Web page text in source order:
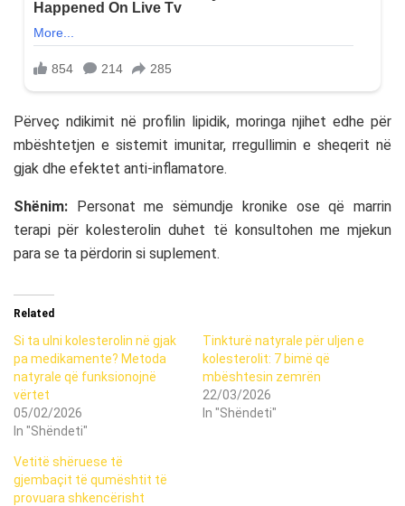
Përveç ndikimit në profilin lipidik, moringa njihet edhe për
mbështetjen e sistemit imunitar, rregullimin e sheqerit në
gjak dhe efektet anti-inflamatore.
Shënim: Personat me sëmundje kronike ose që marrin
terapi për kolesterolin duhet të konsultohen me mjekun
para se ta përdorin si suplement.
Related
Si ta ulni kolesterolin në gjak
pa medikamente? Metoda
natyrale që funksionojnë
vërtet
05/02/2026
In "Shëndeti"
Tinkturë natyrale për uljen e
kolesterolit: 7 bimë që
mbështesin zemrën
22/03/2026
In "Shëndeti"
Vetitë shëruese të
gjembaçit të qumështit të
provuara shkencërisht